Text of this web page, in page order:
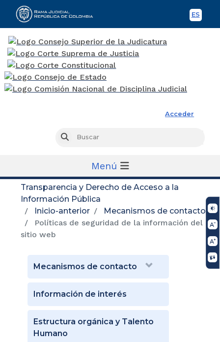
ES
Acceder
Buscar
Menú
Transparencia y Derecho de Acceso a la
Información Pública
Inicio-anterior
Mecanismos de contacto
Políticas de seguridad de la información del
sitio web
Mecanismos de contacto
Información de interés
Estructura orgánica y Talento
Humano